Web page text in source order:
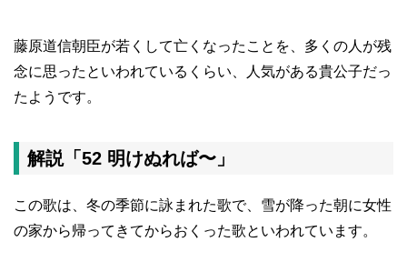
藤原道信朝臣が若くして亡くなったことを、多くの人が残
念に思ったといわれているくらい、人気がある貴公子だっ
たようです。
解説「52 明けぬれば〜」
この歌は、冬の季節に詠まれた歌で、雪が降った朝に女性
の家から帰ってきてからおくった歌といわれています。